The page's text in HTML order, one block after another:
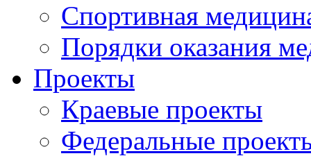
Спортивная
Порядки оказания
Проекты
Краевые проекты
Федеральные